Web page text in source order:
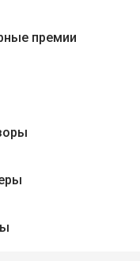
премии